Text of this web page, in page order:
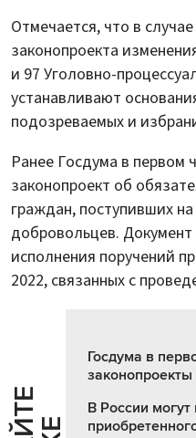
Отмечается, что в
законопроекта
и 97 Уголовно-
устанавливают
подозреваемых и
Ранее Госдума в первом
законопроект об
граждан, поступивших
добровольцев.
исполнения поручений
2022, связанных с
Госдума в
В России